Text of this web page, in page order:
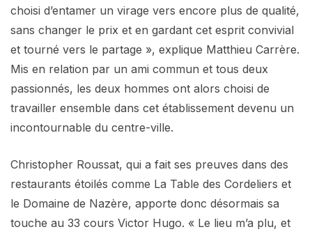
choisi d’entamer un virage vers encore plus de qualité,
sans changer le prix et en gardant cet esprit convivial
et tourné vers le partage », explique Matthieu Carrère.
Mis en relation par un ami commun et tous deux
passionnés, les deux hommes ont alors choisi de
travailler ensemble dans cet établissement devenu un
incontournable du centre-ville.
Christopher Roussat, qui a fait ses preuves dans des
restaurants étoilés comme La Table des Cordeliers et
le Domaine de Nazère, apporte donc désormais sa
touche au 33 cours Victor Hugo. « Le lieu m’a plu, et